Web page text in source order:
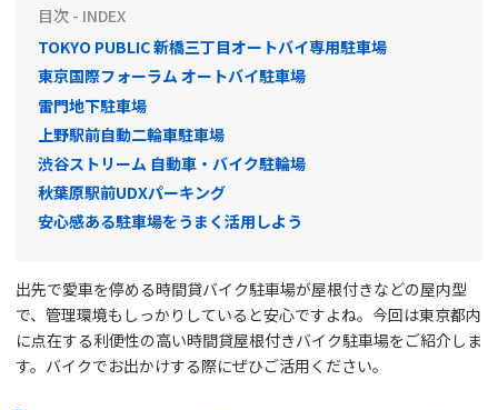
目次 - INDEX
TOKYO PUBLIC 新橋三丁目オートバイ専用駐車場
東京国際フォーラム オートバイ駐車場
雷門地下駐車場
上野駅前自動二輪車駐車場
渋谷ストリーム 自動車・バイク駐輪場
秋葉原駅前UDXパーキング
安心感ある駐車場をうまく活用しよう
出先で愛車を停める時間貸バイク駐車場が屋根付きなどの屋内型
で、管理環境もしっかりしていると安心ですよね。今回は東京都内
に点在する利便性の高い時間貸屋根付きバイク駐車場をご紹介しま
す。バイクでお出かけする際にぜひご活用ください。